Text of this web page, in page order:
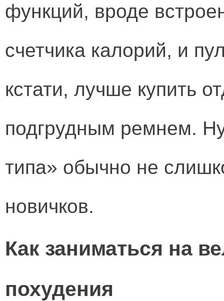
функций, вроде
счетчика калорий, и
кстати, лучше купить
подгрудным ремнем.
типа» обычно не
новичков.
Как заниматься на
похудения